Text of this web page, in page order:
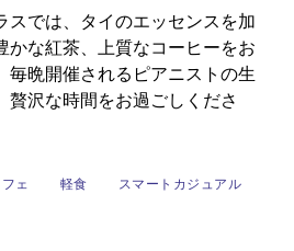
スでは、タイのエッセンスを加
かな紅茶、上質なコーヒーをお
毎晩開催されるピアニストの生
贅沢な時間をお過ごしくださ
ェ 軽食 スマートカジュアル